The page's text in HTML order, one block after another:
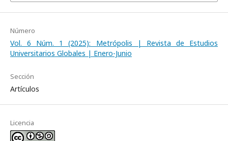
Número
Vol. 6 Núm. 1 (2025): Metrópolis | Revista de Estudios
Universitarios Globales | Enero-Junio
Sección
Artículos
Licencia